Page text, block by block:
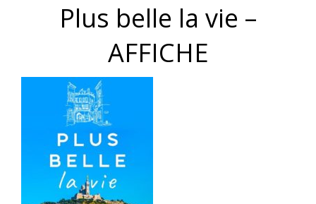
Plus belle la vie –
AFFICHE